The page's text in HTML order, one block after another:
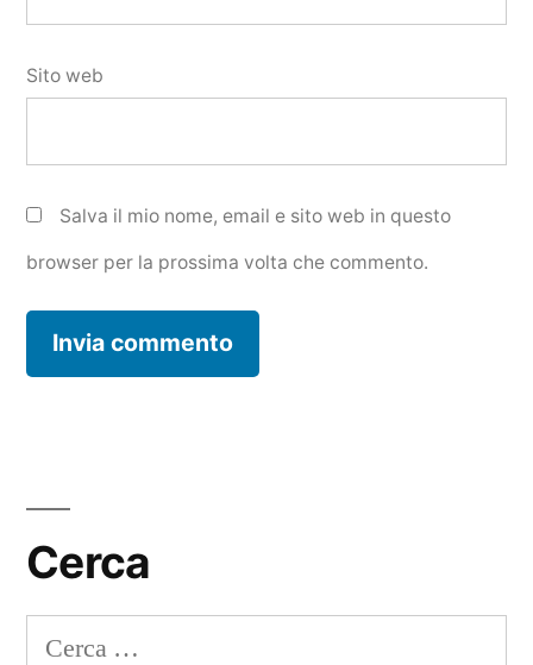
Sito web
Salva il mio nome, email e sito web in questo
browser per la prossima volta che commento.
Cerca
Ricerca